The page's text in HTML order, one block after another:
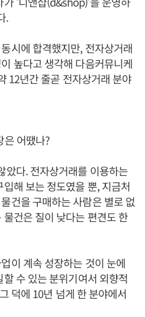
.
시에 합격했지만, 전자상거래
높다고 생각해 다음커뮤니케
12년간 줄곧 전자상거래 분야
은 어땠나?
았다. 전자상거래를 이용하는
해 보는 정도였을 뿐, 지금처
건을 구매하는 사람은 별로 없
건은 질이 낮다는 편견도 한
이 계속 성장하는 것이 눈에
수 있는 분위기여서 외향적
덕에 10년 넘게 한 분야에서